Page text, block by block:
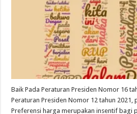
Baik Pada Peraturan Presiden Nomor 16
Peraturan Presiden Nomor 12 tahun 2021,
Preferensi harga merupakan insentif bagi